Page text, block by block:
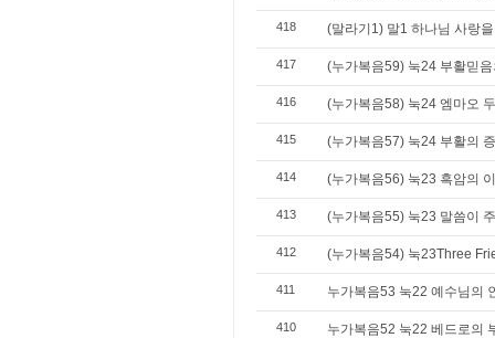
418 (말라기1) 말1 하나님 사랑
417 (누가복음59) 눅24 부활믿
416 (누가복음58) 눅24 엠마오
415 (누가복음57) 눅24 부활의
414 (누가복음56) 눅23 흑암의
413 (누가복음55) 눅23 말씀이
412 (누가복음54) 눅23Three
411 누가복음53 눅22 예수님의
410 누가복음52 눅22 베드로의